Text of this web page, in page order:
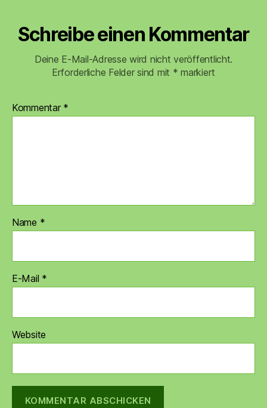
Schreibe einen Kommentar
Deine E-Mail-Adresse wird nicht veröffentlicht.
Erforderliche Felder sind mit * markiert
Kommentar *
Name *
E-Mail *
Website